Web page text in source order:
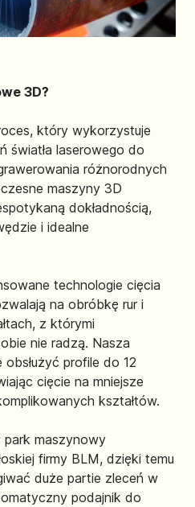
3D?
który wykorzystuje
światła laserowego do
różnorodnych
maszyny 3D
dokładnością,
i idealne
technologie cięcia
na obróbkę rur i
z którymi
nie radzą. Nasza
profile do 12
cięcie na mniejsze
kształtów.
maszynowy
firmy BLM, dzięki temu
duże partie zleceń w
podajnik do